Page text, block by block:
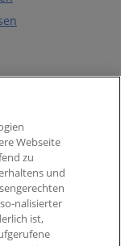
Webseite
zu
und
nalisierter
ist,